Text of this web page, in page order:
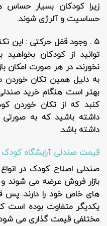
زیرا کودکان بسیار
حساسیت و آلرژی شوند.
5 . وجود قفل حرکتی :
این
توانید از کودکان
نخورند، در هر صورت امکان
به دلیل همین تکان
بهتر است هنگام خرید
کنبد که از تکان خوردن
داشته باشید که به
داشته باشد.
قیمت صندلی آرایشگاه کودک
صندلی اصلاح کودک در
بازار فروش عرضه می شوند
های خاص خود را دارند. پس
یکدیگر متفاوت بوده است
مختلفی قیمت گذاری می